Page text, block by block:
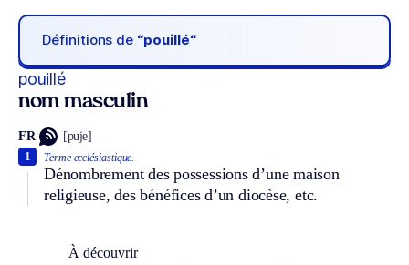
Définitions de “pouillé“
pouillé
nom masculin
FR [puje]
Terme ecclésiastique.
Dénombrement des possessions d’une maison
religieuse, des bénéfices d’un diocèse, etc.
1
À découvrir